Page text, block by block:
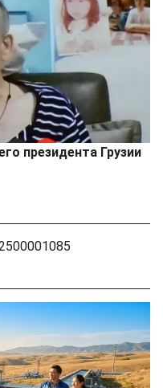
президента Грузии